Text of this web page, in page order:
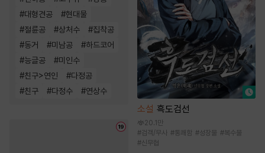
#대형견공 #현대물
#절륜공 #상처수 #집착공
#동거 #미남공 #하드코어
#능글공 #미인수
#친구>연인 #다정공
#친구 #다정수 #연상수
소설 흑도검선
20.1만
#검객/무사 #통쾌함 #성장물 #복수물
#신무협